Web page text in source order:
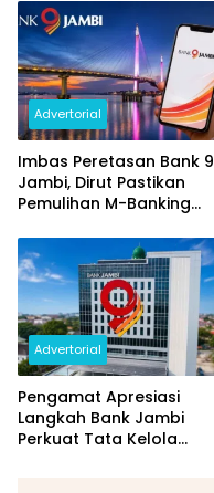
dan Perubahan PIN
Advertorial
Imbas Peretasan Bank 9
Jambi, Dirut Pastikan
Pemulihan M-Banking
Advertorial
Pengamat Apresiasi
Langkah Bank Jambi
Perkuat Tata Kelola